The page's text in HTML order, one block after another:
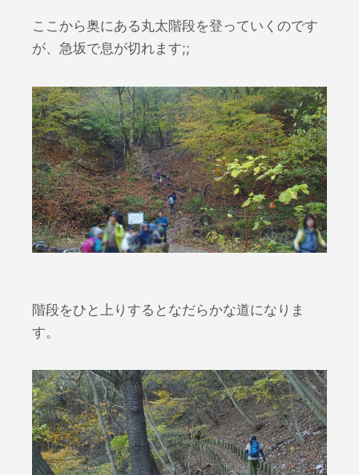
ここから奥にある丸太階段を登っていくのです
が、急坂で息が切れます;;
階段をひと上りするとなだらかな道になりま
す。